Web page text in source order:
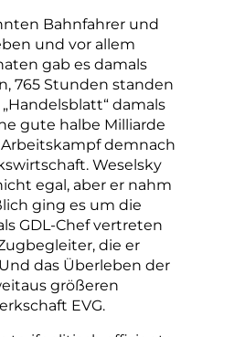
Bahnfahrer und
und vor allem
gab es damals
765 Stunden standen
damals
gute halbe Milliarde
demnach
Weselsky
egal, aber er nahm
ging es um die
GDL-Chef vertreten
die er
das Überleben der
größeren
EVG.